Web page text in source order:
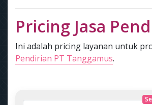
Pricing Jasa
Ini adalah pricing layanan untuk
Pendirian PT Tanggamus.